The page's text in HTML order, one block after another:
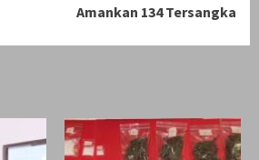
Amankan 134 Tersangka